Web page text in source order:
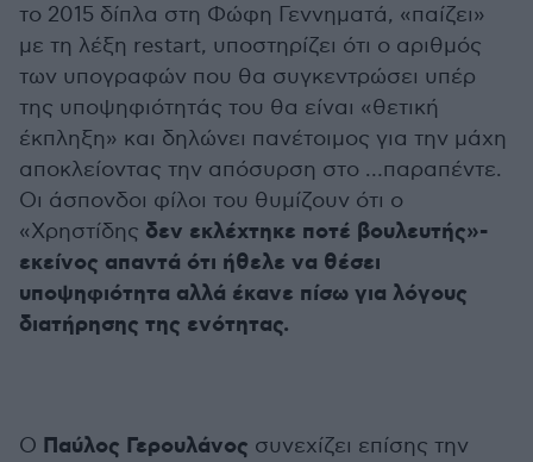
το 2015 δίπλα στη Φώφη Γεννηματά, «παίζει»
με τη λέξη restart, υποστηρίζει ότι ο αριθμός
των υπογραφών που θα συγκεντρώσει υπέρ
της υποψηφιότητάς του θα είναι «θετική
έκπληξη» και δηλώνει πανέτοιμος για την μάχη
αποκλείοντας την απόσυρση στο …παραπέντε.
Οι άσπονδοι φίλοι του θυμίζουν ότι ο
«Χρηστίδης δεν εκλέχτηκε ποτέ βουλευτής»-
εκείνος απαντά ότι ήθελε να θέσει
υποψηφιότητα αλλά έκανε πίσω για λόγους
διατήρησης της ενότητας.
Ο Παύλος Γερουλάνος συνεχίζει επίσης την